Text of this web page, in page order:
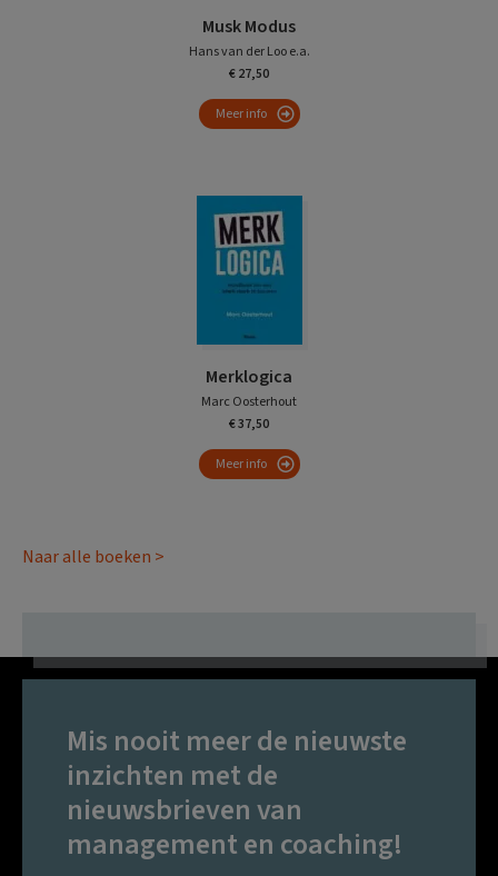
Musk Modus
Hans van der Loo e.a.
€ 27,50
Meer info
Merklogica
Marc Oosterhout
€ 37,50
Meer info
Naar alle boeken >
Mis nooit meer de nieuwste
inzichten met de
nieuwsbrieven van
management en coaching!